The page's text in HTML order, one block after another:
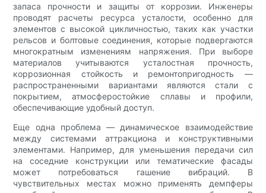
запаса прочности и защиты от коррозии. Инженеры
проводят расчеты ресурса усталости, особенно для
элементов с высокой цикличностью, таких как участки
рельсов и болтовые соединения, которые подвергаются
многократным изменениям напряжения. При выборе
материалов учитываются усталостная прочность,
коррозионная стойкость и ремонтопригодность —
распространенными вариантами являются стали с
покрытием, атмосферостойкие сплавы и профили,
обеспечивающие удобный доступ.
Еще одна проблема — динамическое взаимодействие
между системами аттракциона и конструктивными
элементами. Например, для уменьшения передачи сил
на соседние конструкции или тематические фасады
может потребоваться гашение вибраций. В
чувствительных местах можно применять демпферы